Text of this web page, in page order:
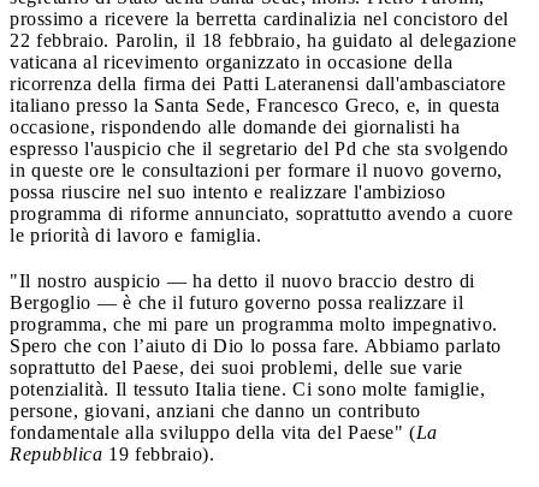
prossimo a ricevere la berretta cardinalizia nel concistoro del
22 febbraio. Parolin, il 18 febbraio, ha guidato al delegazione
vaticana al ricevimento organizzato in occasione della
ricorrenza della firma dei Patti Lateranensi dall'ambasciatore
italiano presso la Santa Sede, Francesco Greco, e, in questa
occasione, rispondendo alle domande dei giornalisti ha
espresso l'auspicio che il segretario del Pd che sta svolgendo
in queste ore le consultazioni per formare il nuovo governo,
possa riuscire nel suo intento e realizzare l'ambizioso
programma di riforme annunciato, soprattutto avendo a cuore
le priorità di lavoro e famiglia.
"Il nostro auspicio — ha detto il nuovo braccio destro di
Bergoglio — è che il futuro governo possa realizzare il
programma, che mi pare un programma molto impegnativo.
Spero che con l’aiuto di Dio lo possa fare. Abbiamo parlato
soprattutto del Paese, dei suoi problemi, delle sue varie
potenzialità. Il tessuto Italia tiene. Ci sono molte famiglie,
persone, giovani, anziani che danno un contributo
fondamentale alla sviluppo della vita del Paese" (La
Repubblica 19 febbraio).